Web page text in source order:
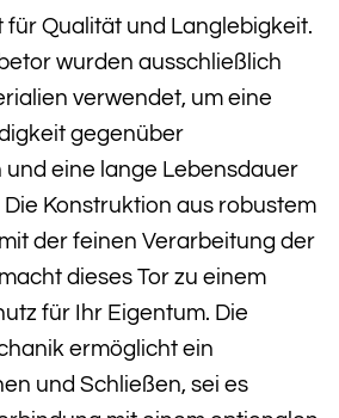
für Qualität und Langlebigkeit.
wurden ausschließlich
verwendet, um eine
gegenüber
und eine lange Lebensdauer
Konstruktion aus robustem
der feinen Verarbeitung der
dieses Tor zu einem
für Ihr Eigentum. Die
ermöglicht ein
und Schließen, sei es